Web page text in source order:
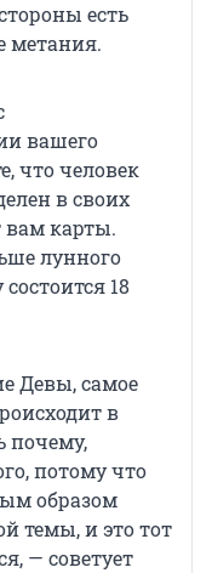
есть
метания.
вашего
что человек
в своих
вам карты.
лунного
18
Девы, самое
в
почему,
потому что
образом
темы, и это тот
— советует